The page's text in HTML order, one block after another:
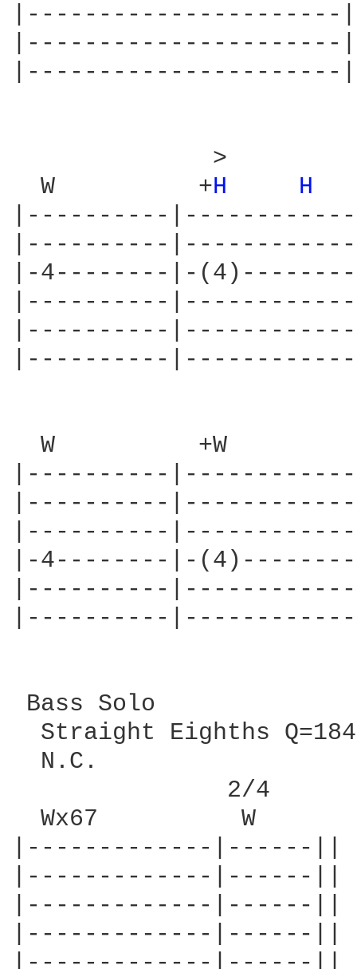
              >
  W          +
H H
|----------
|----------
|-4--------|-
|----------
|----------
|----------
W          +W
|----------
|----------
|----------
|-4--------|-
|----------
|----------
Bass Solo
  Straight Eighths Q=184
  N.C.
               2/4
  Wx67          W
|-------------|------||
|-------------|------||
|-------------|------||
|-------------|------||
|-------------|------||